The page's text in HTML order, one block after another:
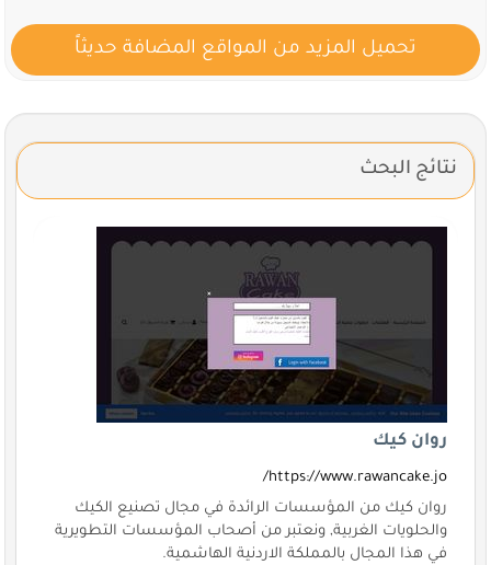
تحميل المزيد من المواقع المضافة حديثاً
نتائج البحث
روان كيك
https://www.rawancake.jo/
روان كيك من المؤسسات الرائدة في مجال تصنيع الكيك
والحلويات الغربية, ونعتبر من أصحاب المؤسسات التطويرية
في هذا المجال بالمملكة الاردنية الهاشمية.